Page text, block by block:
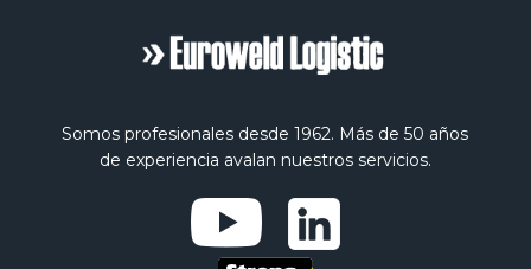
Somos profesionales desde 1962. Más de 50 años
de experiencia avalan nuestros servicios.